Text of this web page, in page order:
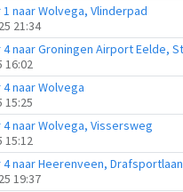
naar Wolvega, Vlinderpad
21:34
16:02
naar Wolvega
15:25
naar Wolvega, Vissersweg
15:12
naar Heerenveen, Drafsportlaan
19:37